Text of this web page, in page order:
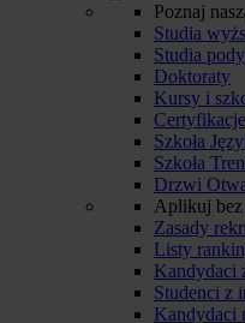
Poznaj
Studia
Studia
Doktoraty
Kursy i
Certyfikacje
Szkoła
Szkoła
Drzwi
Aplikuj
Zasady
Listy
Kandydaci
Studenci z
Kandydaci